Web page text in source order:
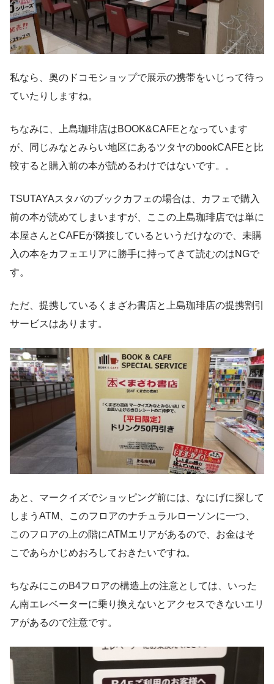
私なら、奥のドコモショップで展示の携帯をいじって待っ
ていたりしますね。
ちなみに、上島珈琲店はBOOK&CAFEとなっています
が、同じみなとみらい地区にあるツタヤのbookCAFEと比
較すると購入前の本が読めるわけではないです。。
TSUTAYAスタバのブックカフェの場合は、カフェで購入
前の本が読めてしまいますが、ここの上島珈琲店では単に
本屋さんとCAFEが隣接しているというだけなので、未購
入の本をカフェエリアに勝手に持ってきて読むのはNGで
す。
ただ、提携しているくまざわ書店と上島珈琲店の提携割引
サービスはあります。
あと、マークイズでショッピング前には、なにげに探して
しまうATM、このフロアのナチュラルローソンに一つ、
このフロアの上の階にATMエリアがあるので、お金はそ
こであらかじめおろしておきたいですね。
ちなみにこのB4フロアの構造上の注意としては、いった
ん南エレベーターに乗り換えないとアクセスできないエリ
アがあるので注意です。